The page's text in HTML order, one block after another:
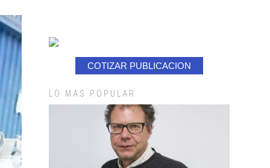
COTIZAR PUBLICACION
LO MAS POPULAR